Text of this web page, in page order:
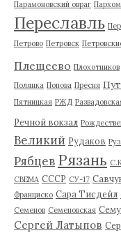
Парамоновский овраг
Переславль
Петрово Петровск
Плещеево Плохотников
Полянка Попова Пресня
Пятницкая РЖД
Речной вокзал
Великий Рудаков
Рябцев Рязань
СВЕМА СССР СУ-17
Франциско Сара Тисдейл
Семенов Семеновская
Сергей Латыпов